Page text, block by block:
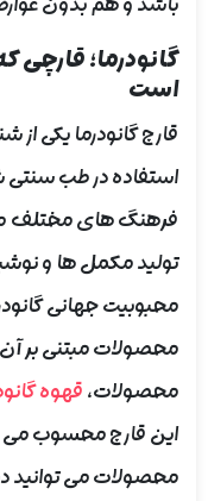
گانودرما؛ قارچی
است
قارچ گانودرما یکی
استفاده در طب
فرهنگ های مختلف
تولید مکمل ها و
محبوبیت جهانی
محصولات مبتنی بر آن
محصولات،قهوه
این قارچ محسوب می
محصولات می توانید